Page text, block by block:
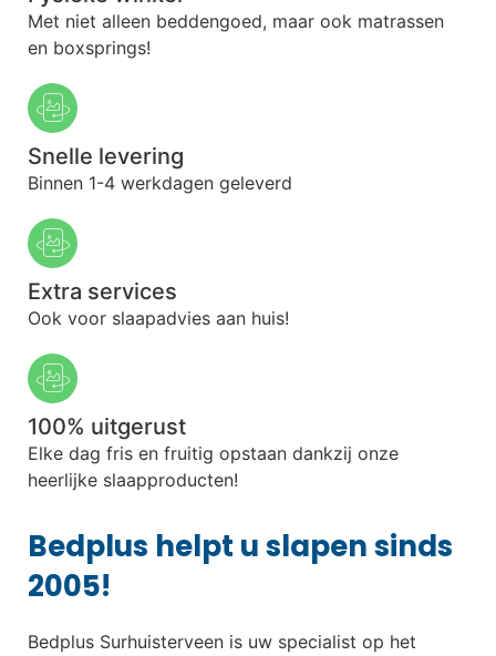
Bedplus helpt u slapen sinds
2005!
Bedplus Surhuisterveen is uw specialist op het
Met niet alleen beddengoed, maar ook matrassen
en boxsprings!
Snelle levering
Binnen 1-4 werkdagen geleverd
Extra services
Ook voor slaapadvies aan huis!
100% uitgerust
Elke dag fris en fruitig opstaan dankzij onze
heerlijke slaapproducten!